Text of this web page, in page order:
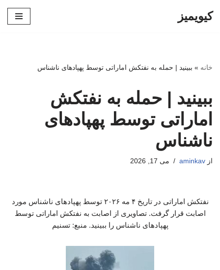
کیویمیز
خانه » ببینید | حمله به نفتکش اماراتی توسط پهپادهای ناشناس
ببینید | حمله به نفتکش
اماراتی توسط پهپادهای
ناشناس
از aminkav می 17, 2026
نفتکش اماراتی در تاریخ ۴ مه ۲۰۲۶ توسط پهپادهای ناشناس مورد
اصابت قرار گرفت. تصاویری از اصابت به نفتکش اماراتی توسط
پهپادهای ناشناس را ببینید. منبع: تسنیم